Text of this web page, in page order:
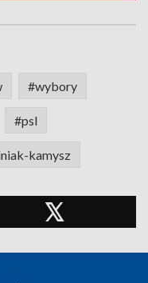
#wybory
#psl
kamysz